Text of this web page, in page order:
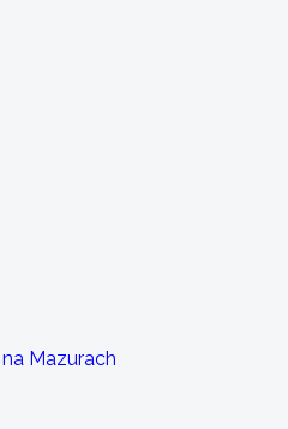
Mazurach